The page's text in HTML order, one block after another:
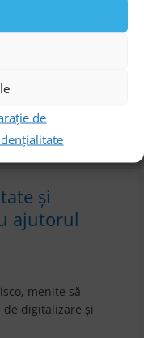
de
România:
cu ajutorul
și
ajutorul
menite să
digitalizare și